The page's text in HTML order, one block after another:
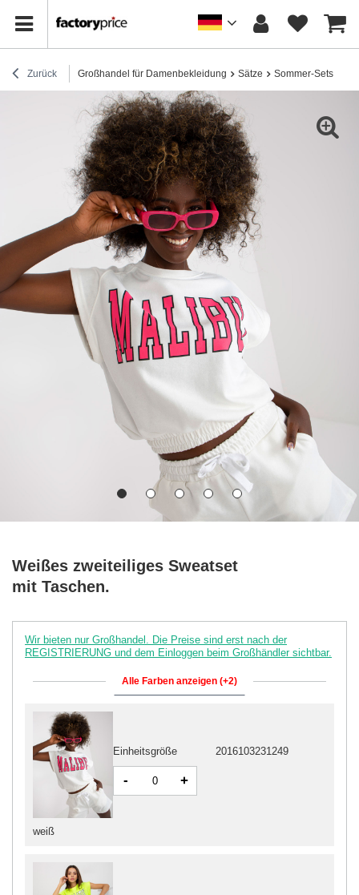
Zurück Großhandel für Damenbekleidung Sätze Sommer-Sets
Weißes zweiteiliges Sweatset
mit Taschen.
Wir bieten nur Großhandel. Die Preise sind erst nach der
REGISTRIERUNG und dem Einloggen beim Großhändler sichtbar.
Alle Farben anzeigen (+2)
weiß
Einheitsgröße 2016103231249
- +